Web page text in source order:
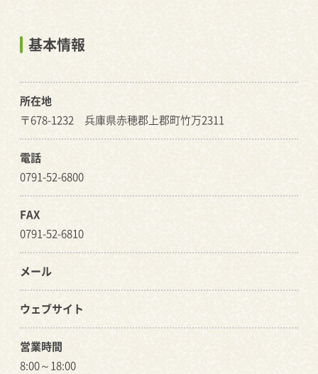
基本情報
所在地
〒678-1232 兵庫県赤穂郡上郡町竹万2311
電話
0791-52-6800
FAX
0791-52-6810
メール
ウェブサイト
営業時間
8:00～18:00